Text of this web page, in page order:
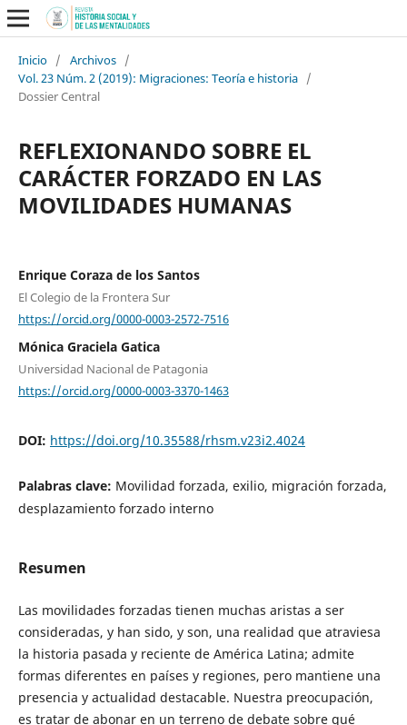
Inicio / Archivos /
Vol. 23 Núm. 2 (2019): Migraciones: Teoría e historia /
Dossier Central
REFLEXIONANDO SOBRE EL
CARÁCTER FORZADO EN LAS
MOVILIDADES HUMANAS
Enrique Coraza de los Santos
El Colegio de la Frontera Sur
https://orcid.org/0000-0003-2572-7516
Mónica Graciela Gatica
Universidad Nacional de Patagonia
https://orcid.org/0000-0003-3370-1463
DOI: https://doi.org/10.35588/rhsm.v23i2.4024
Palabras clave: Movilidad forzada, exilio, migración forzada,
desplazamiento forzado interno
Resumen
Las movilidades forzadas tienen muchas aristas a ser
consideradas, y han sido, y son, una realidad que atraviesa
la historia pasada y reciente de América Latina; admite
formas diferentes en países y regiones, pero mantiene una
presencia y actualidad destacable. Nuestra preocupación,
es tratar de abonar en un terreno de debate sobre qué